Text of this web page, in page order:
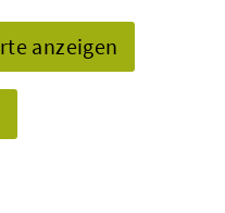
anzeigen